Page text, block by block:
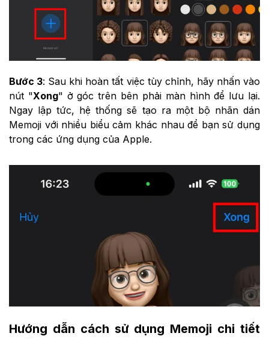
Bước 3: Sau khi hoàn tất việc tùy chỉnh, hãy nhấn vào
nút "Xong" ở góc trên bên phải màn hình để lưu lại.
Ngay lập tức, hệ thống sẽ tạo ra một bộ nhãn dán
Memoji với nhiều biểu cảm khác nhau để bạn sử dụng
trong các ứng dụng của Apple.
Hướng dẫn cách sử dụng Memoji chi tiết